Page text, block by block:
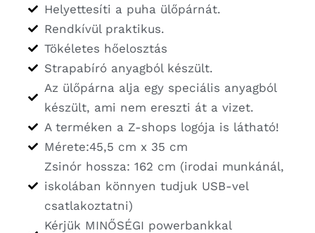
Helyettesíti a puha ülőpárnát.
Rendkívül praktikus.
Tökéletes hőelosztás
Strapabíró anyagból készült.
Az ülőpárna alja egy speciális anyagból
készült, ami nem ereszti át a vizet.
A terméken a Z-shops logója is látható!
Mérete:45,5 cm x 35 cm
Zsinór hossza: 162 cm (irodai munkánál,
iskolában könnyen tudjuk USB-vel
csatlakoztatni)
Kérjük MINŐSÉGI powerbankkal